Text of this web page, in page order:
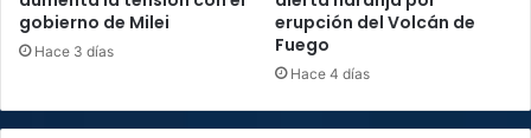
gobierno de Milei
Hace 3 días
erupción del Volcán de
Fuego
Hace 4 días